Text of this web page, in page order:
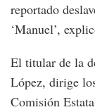
reportado
‘Manuel’,
El titular de la
López, dirige
Comisión